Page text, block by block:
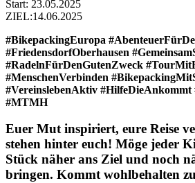
Start: 23.05.2025
ZIEL:14.06.2025
#BikepackingEuropa
#FriedensdorfOberhausen
#RadelnFürDenGutenZweck
#MenschenVerbinden
#VereinslebenAktiv
#MTMH
Euer Mut inspiriert, eure Reise
stehen hinter euch! Möge jeder
Stück näher ans Ziel und noch
bringen. Kommt wohlbehalten